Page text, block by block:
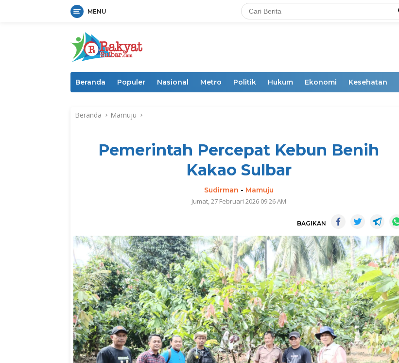
MENU
Beranda Populer Nasional Metro Politik Hukum Ekonomi Kesehatan
Beranda Mamuju
Pemerintah Percepat Kebun Benih
Kakao Sulbar
Sudirman - Mamuju
Jumat, 27 Februari 2026 09:26 AM
BAGIKAN